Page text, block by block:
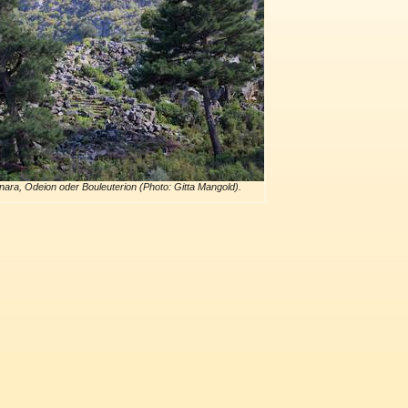
Odeion oder Bouleuterion (Photo: Gitta Mangold).